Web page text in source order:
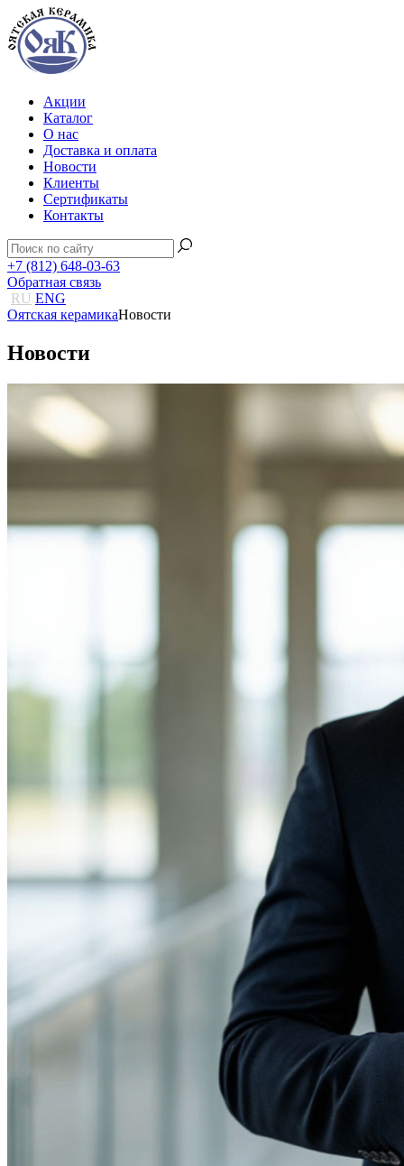
Акции
Каталог
О нас
Доставка и оплата
Новости
Клиенты
Сертификаты
Контакты
+7 (812) 648-03-63
Обратная связь
RU ENG
Оятская керамикаНовости
Новости